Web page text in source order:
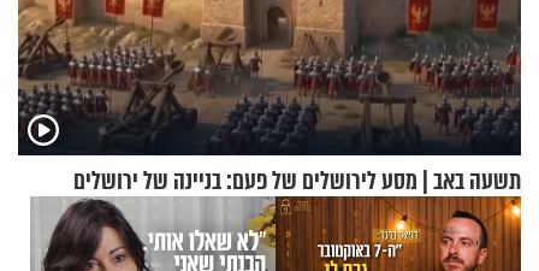
תשעה באב | מסע לירושלים של פעם: בניינה של ירושלים